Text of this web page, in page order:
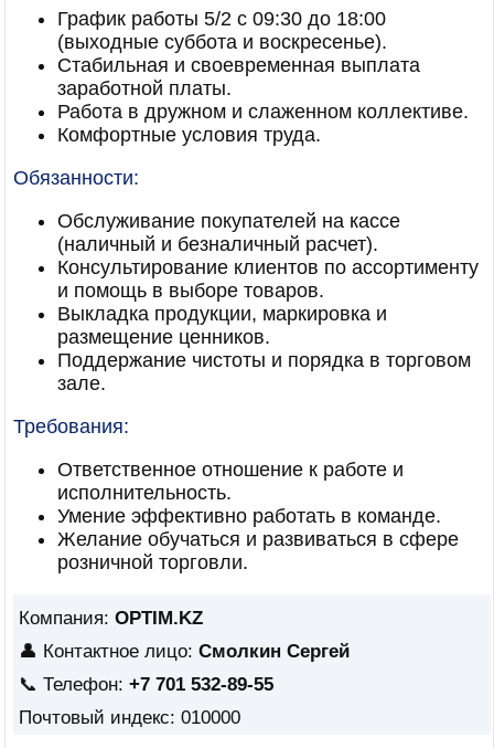
График работы 5/2 с 09:30 до 18:00
(выходные суббота и воскресенье).
Стабильная и своевременная выплата
заработной платы.
Работа в дружном и слаженном коллективе.
Комфортные условия труда.
Обязанности:
Обслуживание покупателей на кассе
(наличный и безналичный расчет).
Консультирование клиентов по ассортименту
и помощь в выборе товаров.
Выкладка продукции, маркировка и
размещение ценников.
Поддержание чистоты и порядка в торговом
зале.
Требования:
Ответственное отношение к работе и
исполнительность.
Умение эффективно работать в команде.
Желание обучаться и развиваться в сфере
розничной торговли.
Компания: OPTIM.KZ
👤 Контактное лицо: Смолкин Сергей
📞 Телефон: +7 701 532-89-55
Почтовый индекс: 010000